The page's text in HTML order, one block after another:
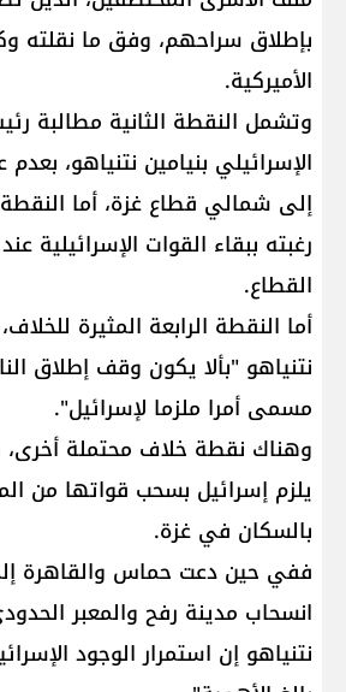
بإطلاق سراحهم، وفق ما نقلته
الأميركية.
وتشمل النقطة الثانية مطالبة
الإسرائيلي بنيامين نتنياهو،
إلى شمالي قطاع غزة، أما
رغبته ببقاء القوات الإسرائيلية
القطاع.
أما النقطة الرابعة المثيرة
نتنياهو "بألا يكون وقف إطلاق
مسمى أمرا ملزما لإسرائيل".
وهناك نقطة خلاف محتملة أخرى،
يلزم إسرائيل بسحب قواتها من
بالسكان في غزة.
ففي حين دعت حماس والقاهرة
انسحاب مدينة رفح والمعبر
نتنياهو إن استمرار الوجود